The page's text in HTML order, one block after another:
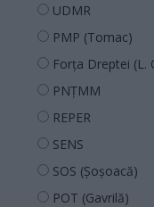
UDMR
PMP (Tomac)
Forța Dreptei (L.
PNȚMM
REPER
SENS
SOS (Șoșoacă)
POT (Gavrilă)